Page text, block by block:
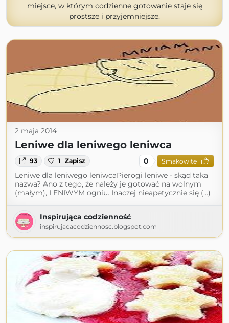
miejsce, w którym codzienne gotowanie staje się
prostsze i przyjemniejsze.
2 maja 2014
Leniwe dla leniwego leniwca
93 1 Zapisz 0 Smakowite
Leniwe dla leniwego leniwcaPierogi leniwe - skąd taka
nazwa? Ano z tego, że należy je gotować na wolnym
(małym), LENIWYM ogniu. Inaczej nieapetycznie się (...)
Inspirująca codzienność
inspirujacacodziennosc.blogspot.com